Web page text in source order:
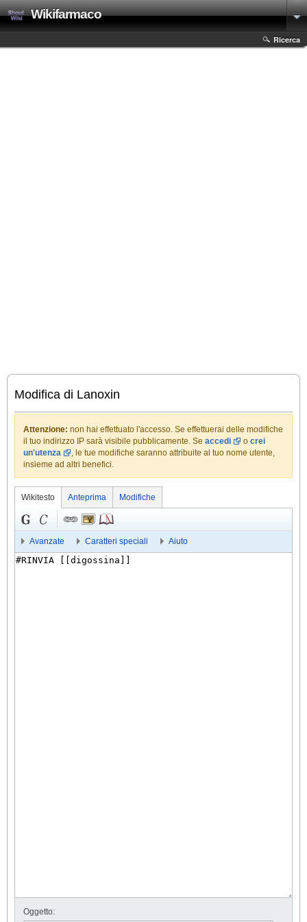
Wikifarmaco
Ricerca
Modifica di Lanoxin
Attenzione: non hai effettuato l'accesso. Se effettuerai delle modifiche
il tuo indirizzo IP sarà visibile pubblicamente. Se accedi o crei
un'utenza
, le tue modifiche saranno attribuite al tuo nome utente,
insieme ad altri benefici.
Wikitesto Anteprima Modifiche
Avanzate Caratteri speciali Aiuto
Oggetto: